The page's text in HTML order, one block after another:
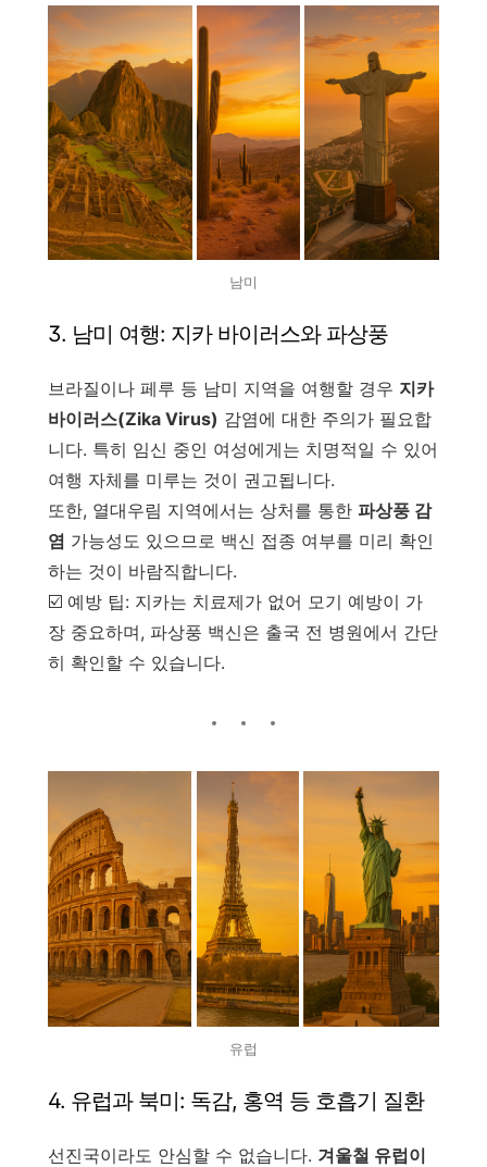
남미
3. 남미 여행: 지카 바이러스와 파상풍
브라질이나 페루 등 남미 지역을 여행할 경우 지카
바이러스(Zika Virus) 감염에 대한 주의가 필요합
니다. 특히 임신 중인 여성에게는 치명적일 수 있어
여행 자체를 미루는 것이 권고됩니다.
또한, 열대우림 지역에서는 상처를 통한 파상풍 감
염 가능성도 있으므로 백신 접종 여부를 미리 확인
하는 것이 바람직합니다.
☑️ 예방 팁: 지카는 치료제가 없어 모기 예방이 가
장 중요하며, 파상풍 백신은 출국 전 병원에서 간단
히 확인할 수 있습니다.
유럽
4. 유럽과 북미: 독감, 홍역 등 호흡기 질환
선진국이라도 안심할 수 없습니다. 겨울철 유럽이